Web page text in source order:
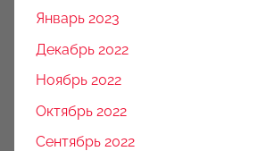
Январь 2023
Декабрь 2022
Ноябрь 2022
Октябрь 2022
Сентябрь 2022